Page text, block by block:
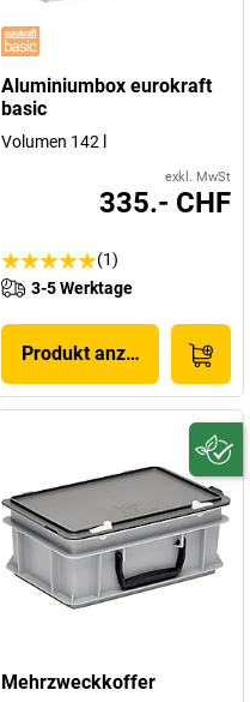
Aluminiumbox eurokraft
basic
Volumen 142 l
exkl. MwSt
335.- CHF
(1)
3-5 Werktage
Produkt anzeigen
Mehrzweckkoffer